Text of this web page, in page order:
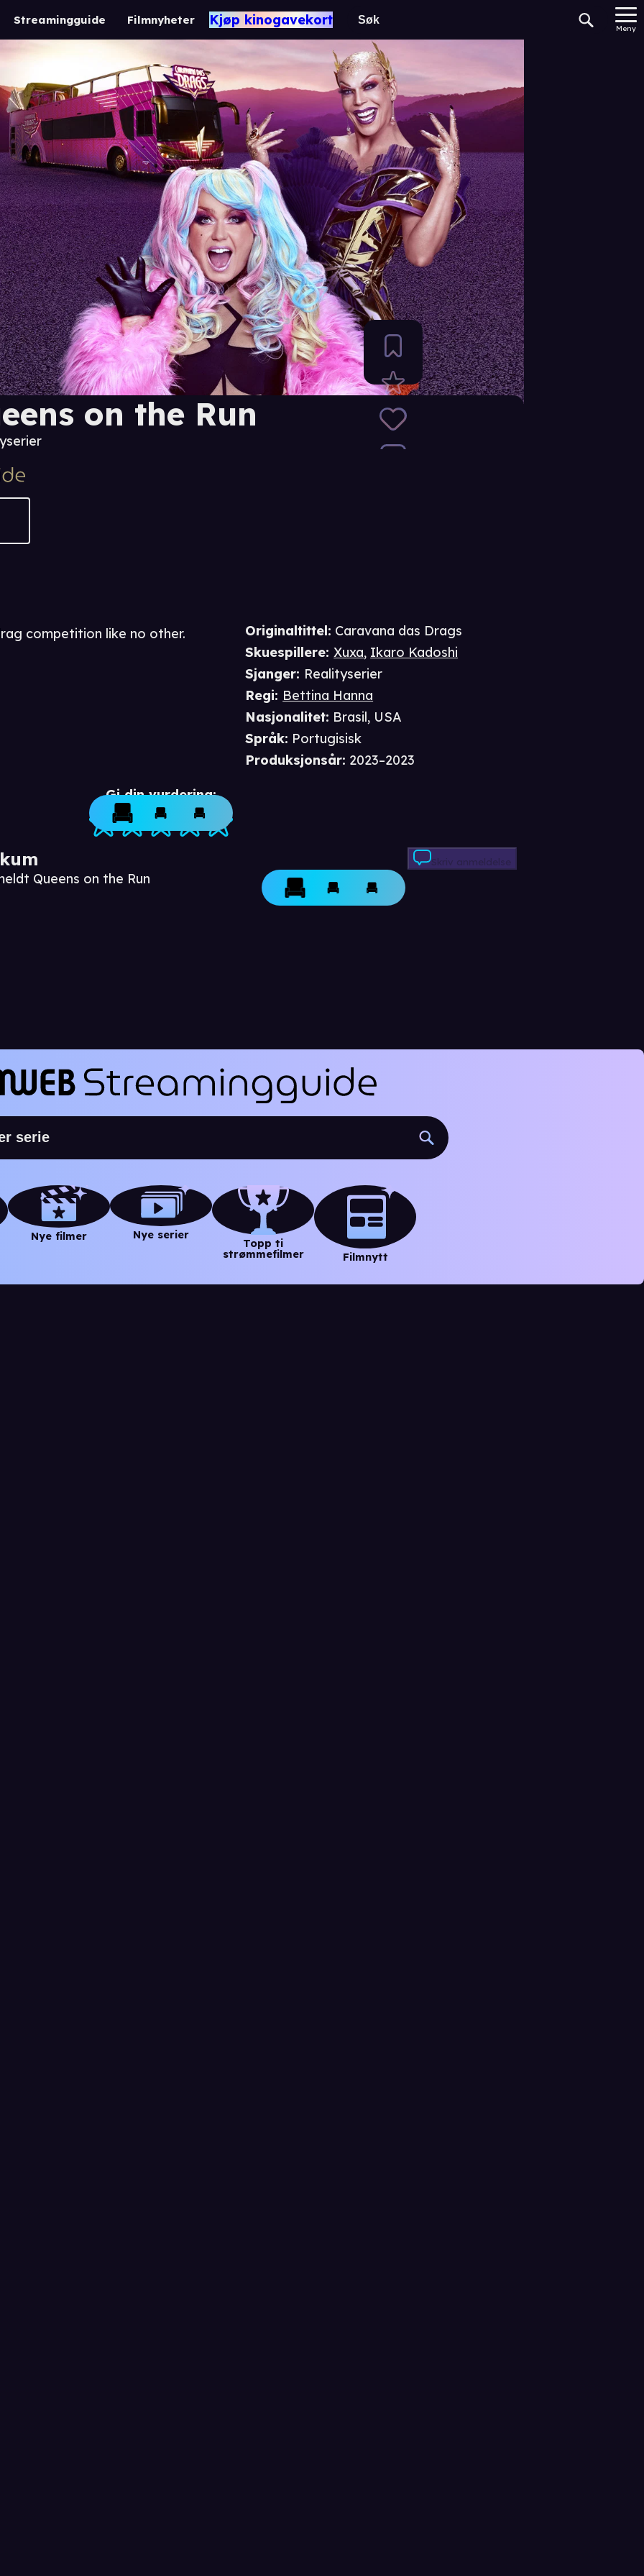
Streamingguide Filmnyheter Kjøp kinogavekort
Meny
on the Run
Gi din vurdering:
Queens on the Run
Skriv anmeldelse
Originaltittel: Caravana das Drags
Skuespillere:Xuxa, Ikaro Kadoshi
Sjanger: Realityserier
Regi: Bettina Hanna
Nasjonalitet: Brasil, USA
Språk: Portugisisk
Produksjonsår: 2023–2023
competition like no other.
Nye filmer Nye serier
Topp ti
strømmefilmer
Filmnytt